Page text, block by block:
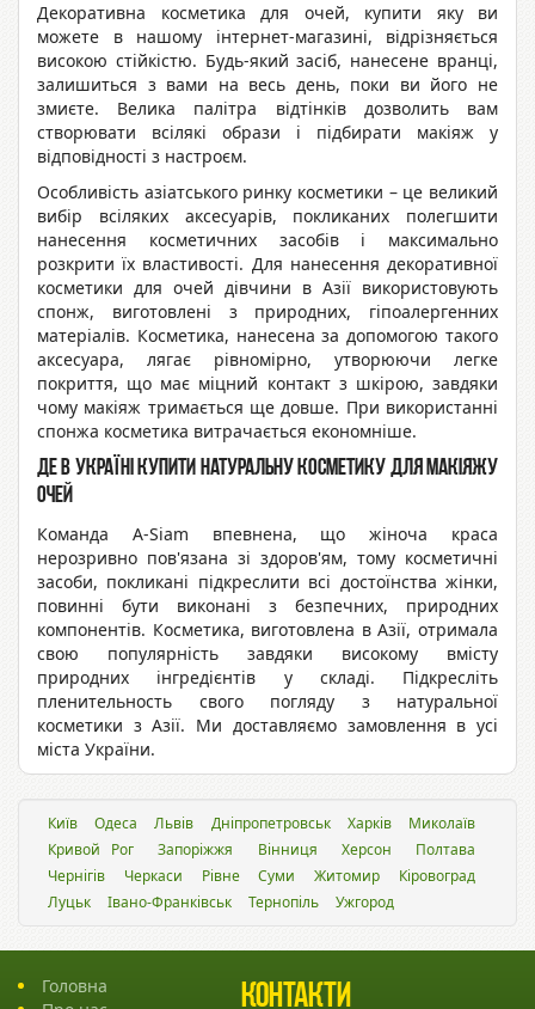
Декоративна косметика для очей, купити яку ви
можете в нашому інтернет-магазині, відрізняється
високою стійкістю. Будь-який засіб, нанесене вранці,
залишиться з вами на весь день, поки ви його не
змиєте. Велика палітра відтінків дозволить вам
створювати всілякі образи і підбирати макіяж у
відповідності з настроєм.
Особливість азіатського ринку косметики – це великий
вибір всіляких аксесуарів, покликаних полегшити
нанесення косметичних засобів і максимально
розкрити їх властивості. Для нанесення декоративної
косметики для очей дівчини в Азії використовують
спонж, виготовлені з природних, гіпоалергенних
матеріалів. Косметика, нанесена за допомогою такого
аксесуара, лягає рівномірно, утворюючи легке
покриття, що має міцний контакт з шкірою, завдяки
чому макіяж тримається ще довше. При використанні
спонжа косметика витрачається економніше.
Де в Україні купити натуральну косметику для макіяжу
очей
Команда A-Siam впевнена, що жіноча краса
нерозривно пов'язана зі здоров'ям, тому косметичні
засоби, покликані підкреслити всі достоїнства жінки,
повинні бути виконані з безпечних, природних
компонентів. Косметика, виготовлена в Азії, отримала
свою популярність завдяки високому вмісту
природних інгредієнтів у складі. Підкресліть
пленительность свого погляду з натуральної
косметики з Азії. Ми доставляємо замовлення в усі
міста України.
Київ Одеса Львiв Дніпропетровськ Харків
Миколаїв
Кривой Рог
Запоріжжя Вінниця Херсон
Полтава
Чернігів
Черкаси Рівне Суми Житомир
Кіровоград
Луцьк
Івано-Франківськ Тернопіль Ужгород
Головна
Контакти